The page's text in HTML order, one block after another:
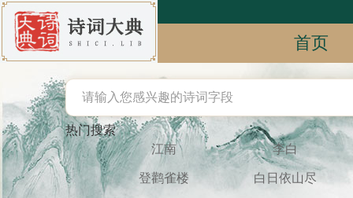
首页
热门搜索
江南
李白
登鹳雀楼 白日依山尽